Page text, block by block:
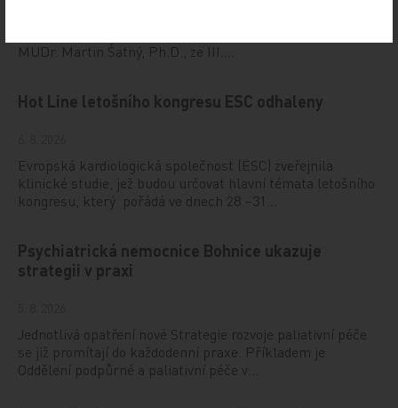
MUDr. Martin Šatný, Ph.D., ze III.…
Hot Line letošního kongresu ESC odhaleny
Evropská kardiologická společnost (ESC) zveřejnila
klinické studie, jež budou určovat hlavní témata letošního
kongresu, který pořádá ve dnech 28.–31…
Psychiatrická nemocnice Bohnice ukazuje
strategii v praxi
Jednotlivá opatření nové Strategie rozvoje paliativní péče
se již promítají do každodenní praxe. Příkladem je
Oddělení podpůrné a paliativní péče v…